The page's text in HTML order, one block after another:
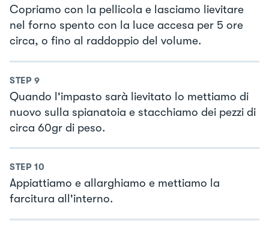
Copriamo con la pellicola e lasciamo lievitare
nel forno spento con la luce accesa per 5 ore
circa, o fino al raddoppio del volume.
STEP 9
Quando l'impasto sarà lievitato lo mettiamo di
nuovo sulla spianatoia e stacchiamo dei pezzi di
circa 60gr di peso.
STEP 10
Appiattiamo e allarghiamo e mettiamo la
farcitura all'interno.